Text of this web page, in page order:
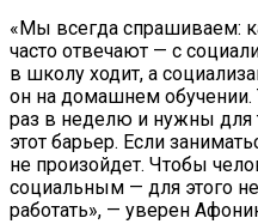
«Мы всегда спрашиваем:
часто отвечают — с
в школу ходит, а
он на домашнем обучении.
раз в неделю и нужны для
этот барьер. Если
не произойдет. Чтобы
социальным — для этого
работать», — уверен